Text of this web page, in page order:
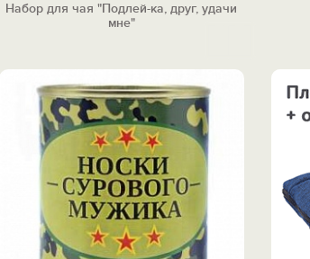
Набор для чая "Подлей-ка, друг, удачи
мне"